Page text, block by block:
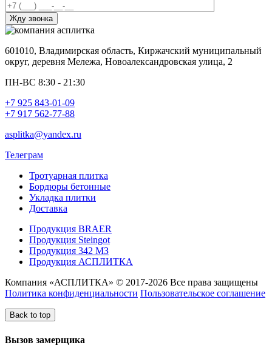
601010, Владимирская область, Киржачский муниципальный
округ, деревня Мележа, Новоалександровская улица, 2
ПН-ВС 8:30 - 21:30
+7 925 843-01-09
+7 917 562-77-88
asplitka@yandex.ru
Телеграм
Тротуарная плитка
Бордюры бетонные
Укладка плитки
Доставка
Продукция BRAER
Продукция Steingot
Продукция 342 МЗ
Продукция АСПЛИТКА
Компания «АСПЛИТКА» © 2017-2026 Все права защищены
Политика конфиденциальности Пользовательское соглашение
Back to top
Вызов замерщика